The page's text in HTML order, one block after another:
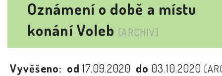
Oznámení o době a místu
konání Voleb [ARCHIV]
Vyvěšeno: od17.09.2020 do 03.10.2020